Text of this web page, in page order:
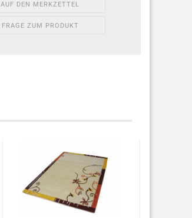
AUF DEN MERKZETTEL
FRAGE ZUM PRODUKT